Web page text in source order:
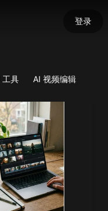
登录
工具 AI 视频编辑